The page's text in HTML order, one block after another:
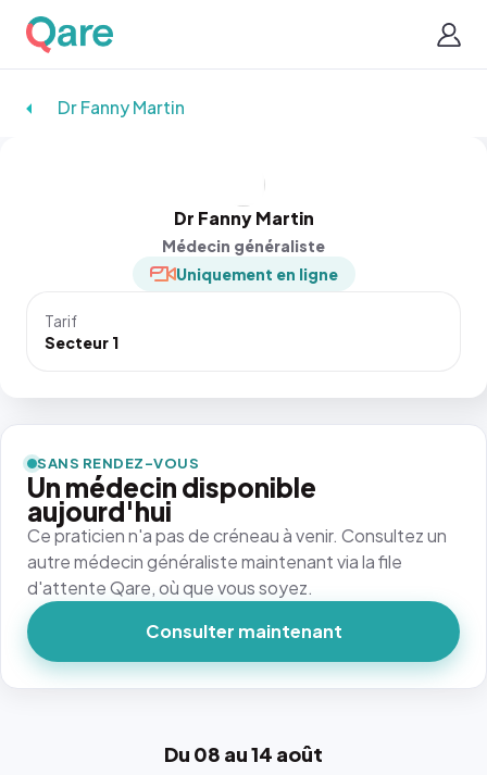
Dr Fanny Martin
Dr Fanny Martin
Médecin généraliste
Uniquement en ligne
Tarif
Secteur 1
Du 08 au 14 août
SANS RENDEZ-VOUS
Un médecin disponible
aujourd'hui
Ce praticien n'a pas de créneau à venir. Consultez un
autre médecin généraliste maintenant via la file
d'attente Qare, où que vous soyez.
Consulter maintenant